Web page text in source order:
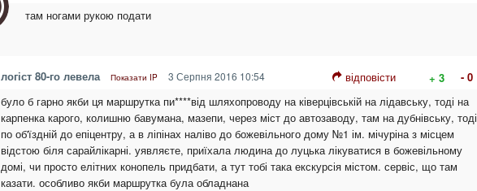
там ногами рукою подати
логіст 80-го левела Показати IP 3 Серпня 2016 10:54 відповісти + 3
- 0
було б гарно якби ця маршрутка пи****від шляхопроводу на ківерцівській на лідавську, тоді на
карпенка карого, колишню бавумана, мазепи, через міст до автозаводу, там на дубнівську, тоді
по об'їздній до епіцентру, а в ліпінах наліво до божевільного дому №1 ім. мічуріна з місцем
відстою біля сарайлікарні. уявляєте, приїхала людина до луцька лікуватися в божевільному
домі, чи просто елітних конопель придбати, а тут тобі така екскурсія містом. сервіс, що там
казати. особливо якби маршрутка була обладнана